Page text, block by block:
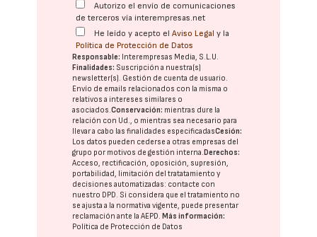
Autorizo el envío de comunicaciones
de terceros vía interempresas.net
He leído y acepto elAviso Legal y la
Política de Protección de Datos
Responsable: Interempresas Media, S.L.U.
Finalidades: Suscripción a nuestra(s)
newsletter(s). Gestión de cuenta de usuario.
Envío de emails relacionados con la misma o
relativos a intereses similares o
asociados.Conservación: mientras dure la
relación con Ud., o mientras sea necesario para
llevar a cabo las finalidades especificadasCesión:
Los datos pueden cederse a otras empresas del
grupo por motivos de gestión interna. Derechos:
Acceso, rectificación, oposición, supresión,
portabilidad, limitación del tratatamiento y
decisiones automatizadas: contacte con
nuestro DPD. Si considera que el tratamiento no
se ajusta a la normativa vigente, puede presentar
reclamación ante laAEPD. Más información:
Política de Protección de Datos